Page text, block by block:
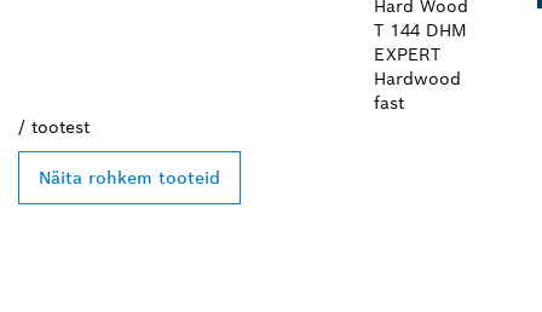
Hard Wood
T 144 DHM
EXPERT
Hardwood
fast
/ tootest
Näita rohkem tooteid